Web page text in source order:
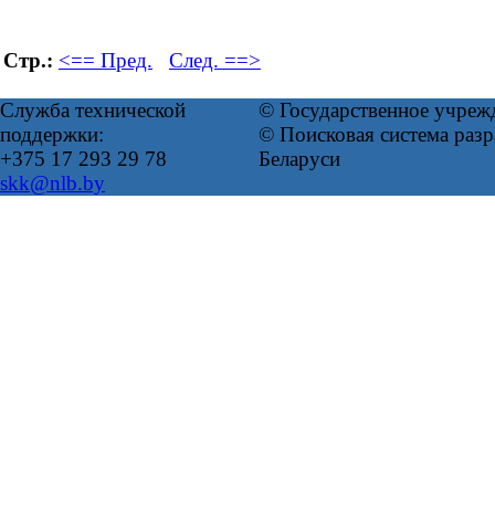
Стр.: <== Пред. След. ==>
Служба технической
поддержки:
+375 17 293 29 78
skk@nlb.by
© Государственное
© Поисковая система
Беларуси